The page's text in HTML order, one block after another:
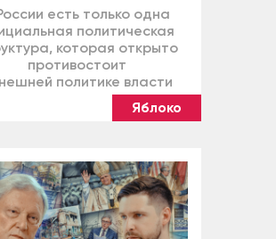
есть только одна
политическая
которая открыто
противостоит
политике власти
Яблоко